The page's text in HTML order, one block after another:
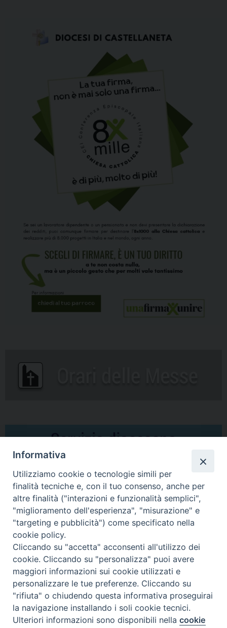
Comunicati Stampa
Il cordoglio dei Vescovi di Puglia per la morte di S.E.R. Mons. Agostino
Superbo
Nasce la Consulta Diocesana delle Aggregazioni Laicali di Castellaneta
Archivio comunicati stampa
2026 © Diocesi di Castellaneta
Informativa
Utilizziamo cookie o tecnologie simili per
finalità tecniche e, con il tuo consenso, anche per
altre finalità ("interazioni e funzionalità semplici",
"miglioramento dell'esperienza", "misurazione" e
"targeting e pubblicità") come specificato nella
cookie policy.
Cliccando su "accetta" acconsenti all'utilizzo dei
cookie. Cliccando su "personalizza" puoi avere
maggiori informazioni sui cookie utilizzati e
personalizzare le tue preferenze. Cliccando su
"rifiuta" o chiudendo questa informativa proseguirai
la navigazione installando i soli cookie tecnici.
Ulteriori informazioni sono disponibili nellacookie